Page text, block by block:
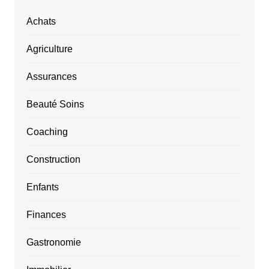
Achats
Agriculture
Assurances
Beauté Soins
Coaching
Construction
Enfants
Finances
Gastronomie